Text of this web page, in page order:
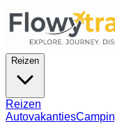
Reizen
Reizen
Autovakanties